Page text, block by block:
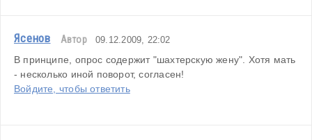
Ясенов Автор 09.12.2009, 22:02
В принципе, опрос содержит "шахтерскую жену". Хотя мать
- несколько иной поворот, согласен!
Войдите, чтобы ответить